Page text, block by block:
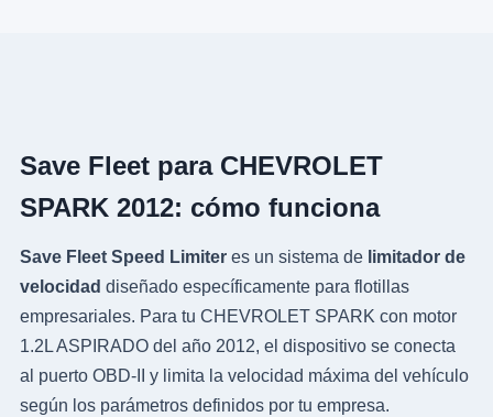
Save Fleet para CHEVROLET
SPARK 2012: cómo funciona
Save Fleet Speed Limiteres un sistema de limitador de
velocidad diseñado específicamente para flotillas
empresariales. Para tu CHEVROLET SPARK con motor
1.2L ASPIRADO del año 2012, el dispositivo se conecta
al puerto OBD-II y limita la velocidad máxima del vehículo
según los parámetros definidos por tu empresa.